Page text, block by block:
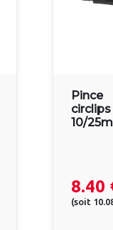
Pince
10/
8.40
(soit